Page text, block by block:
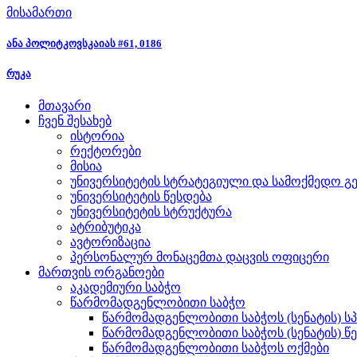
მისამართი
ანა პოლიტკოვსკაიას #61, 0186
რუკა
მთავარი
ჩვენ შესახებ
ისტორია
რექტორები
მისია
უნივერსიტეტის სტრატეგიული და სამოქმედო
უნივერსიტეტის წესდება
უნივერსიტეტის სტრუქტურა
ატრიბუტიკა
ავტორიზაცია
პერსონალურ მონაცემთა დაცვის ოფიცერი
მართვის ორგანოები
აკადემიური საბჭო
წარმომადგენლობითი საბჭო
წარმომადგენლობითი საბჭოს (სენატის)
წარმომადგენლობითი საბჭოს (სენატის)
წარმომადგენლობითი საბჭოს ოქმები